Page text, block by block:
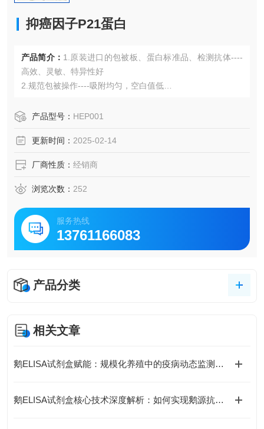
抑癌因子P21蛋白
产品简介： 1.原装进口的包被板、蛋白标准品、检测抗体----
高效、灵敏、特异性好
2.规范包被操作----吸附均匀，空白值低
4.适用于血浆、血清、组织匀浆液、细胞培养上清液、尿液、
5.可检测动物类型丰富：人、猴、大鼠、小鼠、兔、猪、犬、
6.检测指标齐全：炎症因子、血管生成素、动脉粥样硬化因
子、趋化因子、生长因子、基质金属蛋白酶、脂肪因子等。
产品型号： HEP001
更新时间： 2025-02-14
厂商性质： 经销商
浏览次数： 252
服务热线
13761166083
产品分类
相关文章
鹅ELISA试剂盒赋能：规模化养殖中的疫病动态监测体系
鹅ELISA试剂盒核心技术深度解析：如何实现鹅源抗体与抗原的高特异性检测及精准定量分析？